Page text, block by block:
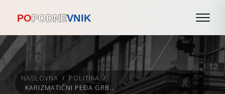
NASLOVNA / POLITIKA /
KARIZMATIČNI PEĐA GRBIN NAPUŠTA FUNKCIJU GLAVNOG SEKRETARA PARTIJE: DAO BIH SI OCJENU 4